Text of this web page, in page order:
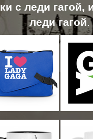
с леди гагой,
леди гагой.